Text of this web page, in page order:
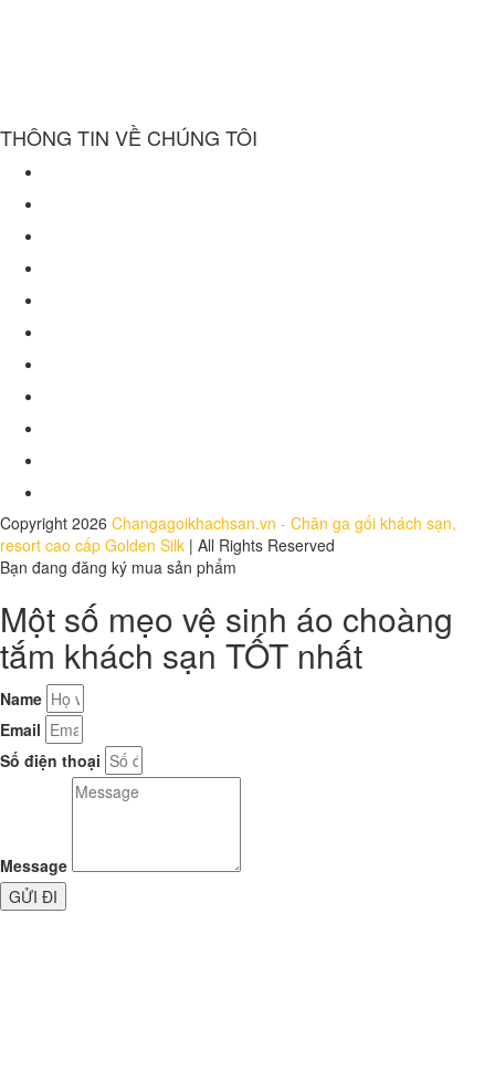
THÔNG TIN VỀ CHÚNG TÔI
Copyright 2026 Changagoikhachsan.vn - Chăn ga gối khách sạn,
resort cao cấp Golden Silk | All Rights Reserved
Bạn đang đăng ký mua sản phẩm
Một số mẹo vệ sinh áo choàng
tắm khách sạn TỐT nhất
Name
Email
Số điện thoại
Message
GỬI ĐI